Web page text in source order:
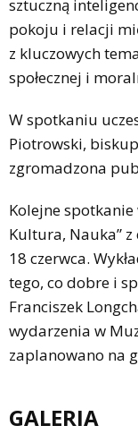
sztuczną
pokoju i relacji
z kluczowych
społecznej i
W spotkaniu
Piotrowski,
zgromadzona
Kolejne
Kultura, Nauka”
18 czerwca.
tego, co dobre i
Franciszek
wydarzenia w
zaplanowano na
GALERIA